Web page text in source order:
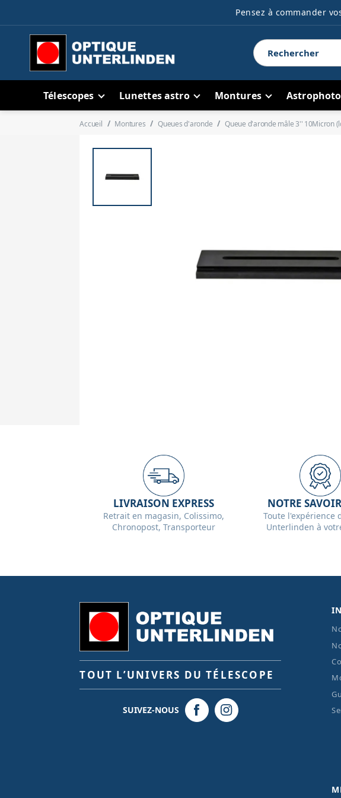
Pensez à commander
Télescopes Lunettes astro Montures
Accueil Montures Queues d'aronde Queue d'aronde mâle 3'' 10Micron
LIVRAISON EXPRESS
Retrait en magasin, Colissimo,
Chronopost, Transporteur
NOTRE
Toute l'expérience
Unterlinden à
TOUT L’UNIVERS DU TÉLESCOPE
SUIVEZ-NOUS